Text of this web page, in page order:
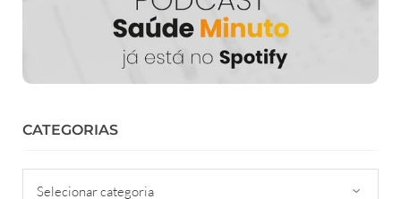
CATEGORIAS